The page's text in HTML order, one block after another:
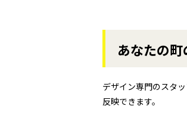
あなたの
デザイン専門のスタ
反映できます。